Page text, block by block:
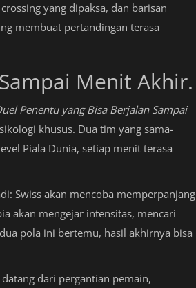
yang dipaksa, dan barisan
membuat pertandingan terasa
Menit Akhir.
Penentu yang Bisa Berjalan Sampai
khusus. Dua tim yang sama-
Piala Dunia, setiap menit terasa
Swiss akan mencoba memperpanjang
akan mengejar intensitas, mencari
pola ini bertemu, hasil akhirnya bisa
dari pergantian pemain,